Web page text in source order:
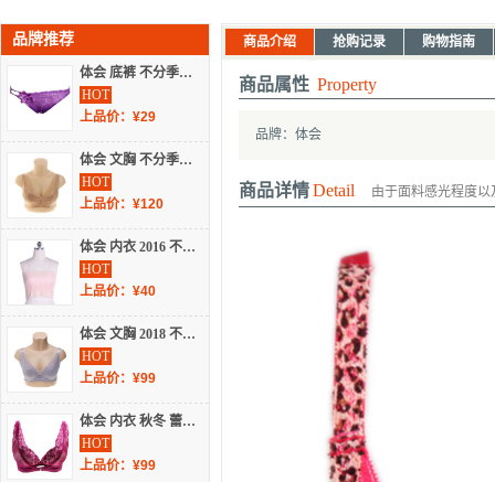
品牌推荐
体会 底裤 不分季节 内裤 NB1151
HOT
上品价：¥29
体会 文胸 不分季节 蕾丝文胸 BQ1673
HOT
上品价：¥120
体会 内衣 2016 不分季节 背心 TW9059
HOT
上品价：¥40
体会 文胸 2018 不分季节 蕾丝文胸 BQ3812
HOT
上品价：¥99
体会 内衣 秋冬 蕾丝文胸 BS1341
HOT
上品价：¥99
商品介绍 抢购记录 购物指南
商品属性 Property
品牌：体会
商品详情Detail 由于面料感光程度